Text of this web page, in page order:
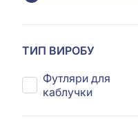
ТИП ВИРОБУ
Футляри для
каблучки